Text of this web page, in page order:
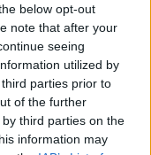
below opt-out
note that after your
seeing
utilized by
parties prior to
of the further
third parties on the
information may
è stato arrestato la
dagli agenti
della compagnia
allo spaccio di
un incendioche poco
di sottobosco,
dagli spacciatori.